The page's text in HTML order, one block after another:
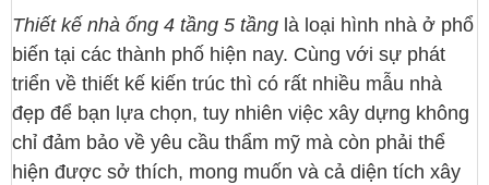
Thiết kế nhà ống 4 tầng 5 tầng là loại hình nhà ở phổ
biến tại các thành phố hiện nay. Cùng với sự phát
triển về thiết kế kiến trúc thì có rất nhiều mẫu nhà
đẹp để bạn lựa chọn, tuy nhiên việc xây dựng không
chỉ đảm bảo về yêu cầu thẩm mỹ mà còn phải thể
hiện được sở thích, mong muốn và cả diện tích xây